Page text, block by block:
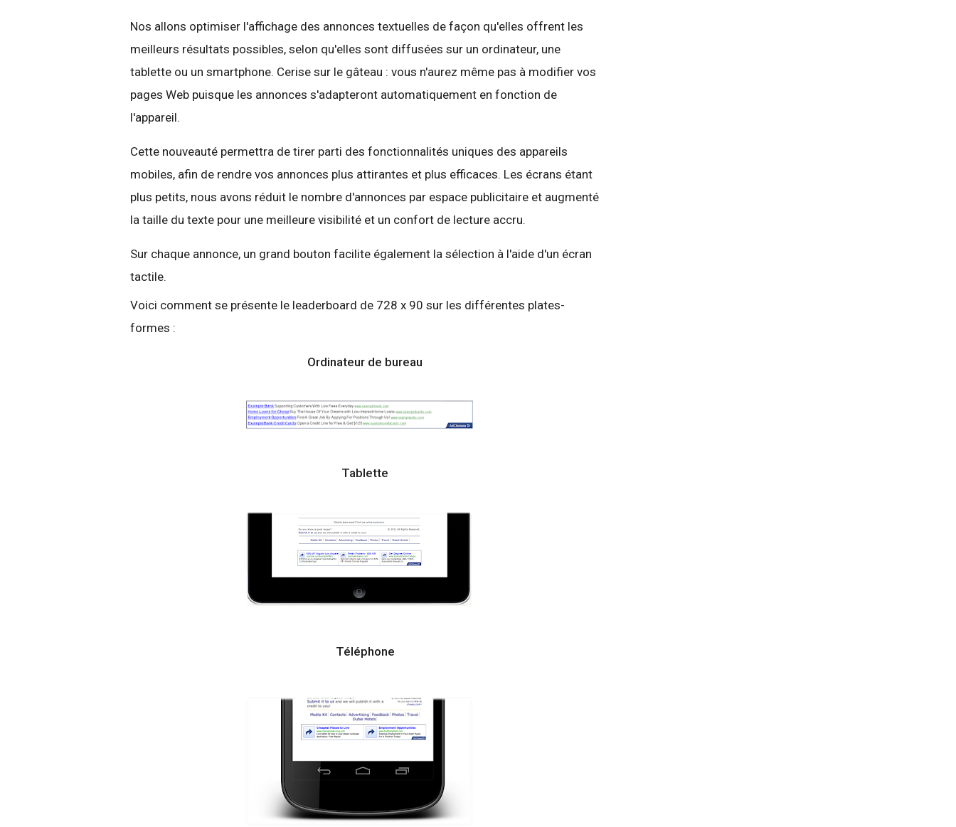
Nos allons optimiser l'affichage des annonces textuelles de façon qu'elles offrent les
meilleurs résultats possibles, selon qu'elles sont diffusées sur un ordinateur, une
tablette ou un smartphone. Cerise sur le gâteau : vous n'aurez même pas à modifier vos
pages Web puisque les annonces s'adapteront automatiquement en fonction de
l'appareil.
Cette nouveauté permettra de tirer parti des fonctionnalités uniques des appareils
mobiles, afin de rendre vos annonces plus attirantes et plus efficaces. Les écrans étant
plus petits, nous avons réduit le nombre d'annonces par espace publicitaire et augmenté
la taille du texte pour une meilleure visibilité et un confort de lecture accru.
Sur chaque annonce, un grand bouton facilite également la sélection à l'aide d'un écran
tactile.
Voici comment se présente le leaderboard de 728 x 90 sur les différentes plates-
formes :
Ordinateur de bureau
Tablette
Téléphone